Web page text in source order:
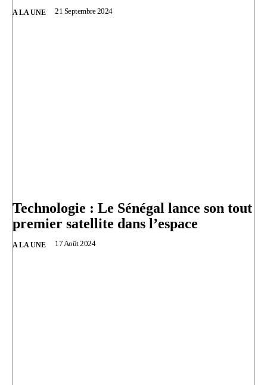
A LA UNE 21 Septembre 2024
Technologie : Le Sénégal lance son tout
premier satellite dans l’espace
A LA UNE 17 Août 2024